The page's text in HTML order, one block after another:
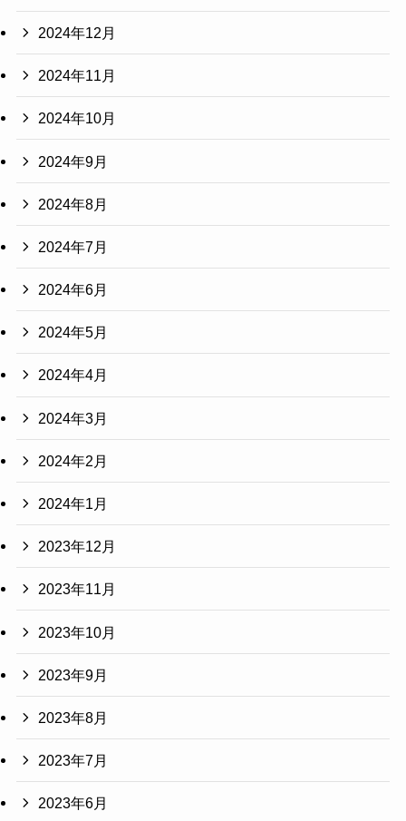
2024年12月
2024年11月
2024年10月
2024年9月
2024年8月
2024年7月
2024年6月
2024年5月
2024年4月
2024年3月
2024年2月
2024年1月
2023年12月
2023年11月
2023年10月
2023年9月
2023年8月
2023年7月
2023年6月